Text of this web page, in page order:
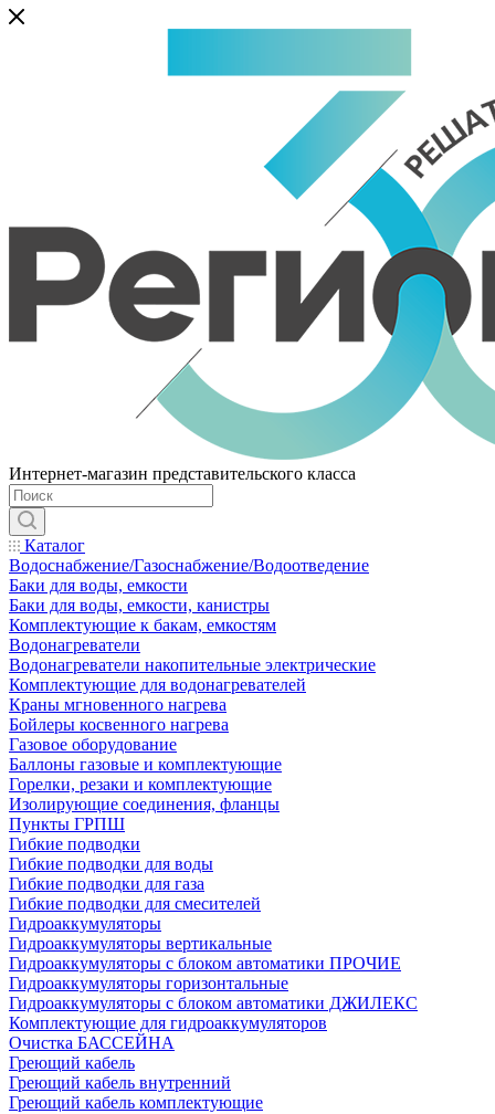
Интернет-магазин представительского класса
Каталог
Водоснабжение/Газоснабжение/Водоотведение
Баки для воды, емкости
Баки для воды, емкости, канистры
Комплектующие к бакам, емкостям
Водонагреватели
Водонагреватели накопительные электрические
Комплектующие для водонагревателей
Краны мгновенного нагрева
Бойлеры косвенного нагрева
Газовое оборудование
Баллоны газовые и комплектующие
Горелки, резаки и комплектующие
Изолирующие соединения, фланцы
Пункты ГРПШ
Гибкие подводки
Гибкие подводки для воды
Гибкие подводки для газа
Гибкие подводки для смесителей
Гидроаккумуляторы
Гидроаккумуляторы вертикальные
Гидроаккумуляторы с блоком автоматики ПРОЧИЕ
Гидроаккумуляторы горизонтальные
Гидроаккумуляторы с блоком автоматики ДЖИЛЕКС
Комплектующие для гидроаккумуляторов
Очистка БАССЕЙНА
Греющий кабель
Греющий кабель внутренний
Греющий кабель комплектующие